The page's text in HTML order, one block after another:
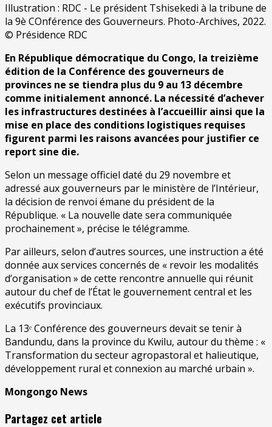
Illustration : RDC - Le président Tshisekedi à la tribune de
la 9è COnférence des Gouverneurs. Photo-Archives, 2022.
© Présidence RDC
En République démocratique du Congo, la treizième
édition de la Conférence des gouverneurs de
provinces ne se tiendra plus du 9 au 13 décembre
comme initialement annoncé. La nécessité d’achever
les infrastructures destinées à l’accueillir ainsi que la
mise en place des conditions logistiques requises
figurent parmi les raisons avancées pour justifier ce
report sine die.
Selon un message officiel daté du 29 novembre et
adressé aux gouverneurs par le ministère de l’Intérieur,
la décision de renvoi émane du président de la
République. « La nouvelle date sera communiquée
prochainement », précise le télégramme.
Par ailleurs, selon d’autres sources, une instruction a été
donnée aux services concernés de « revoir les modalités
d’organisation » de cette rencontre annuelle qui réunit
autour du chef de l’État le gouvernement central et les
exécutifs provinciaux.
La 13ᵉ Conférence des gouverneurs devait se tenir à
Bandundu, dans la province du Kwilu, autour du thème : «
Transformation du secteur agropastoral et halieutique,
développement rural et connexion au marché urbain ».
Mongongo News
Partagez cet article